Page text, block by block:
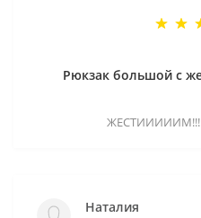
Рюкзак большой с
ЖЕСТИИИИИМ!!!
Наталия